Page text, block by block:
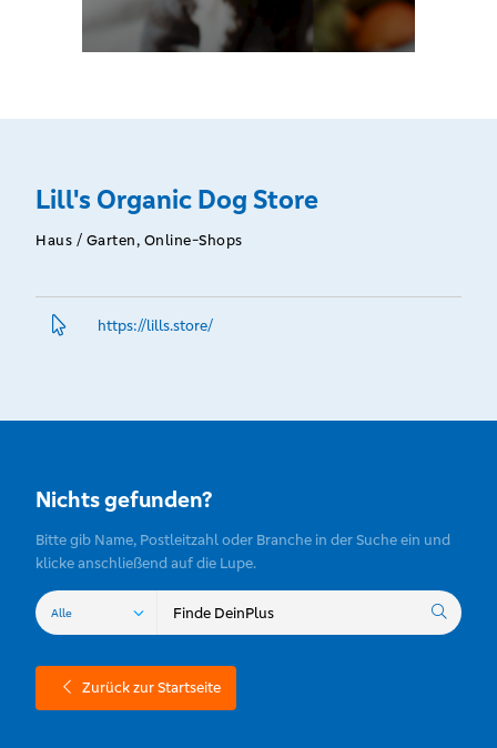
Lill's Organic Dog Store
Haus / Garten, Online-Shops
https://lills.­store/
Nichts gefunden?
Bitte gib Name, Postleitzahl oder Branche in der Suche ein und
klicke anschließend auf die Lupe.
Zurück zur Startseite